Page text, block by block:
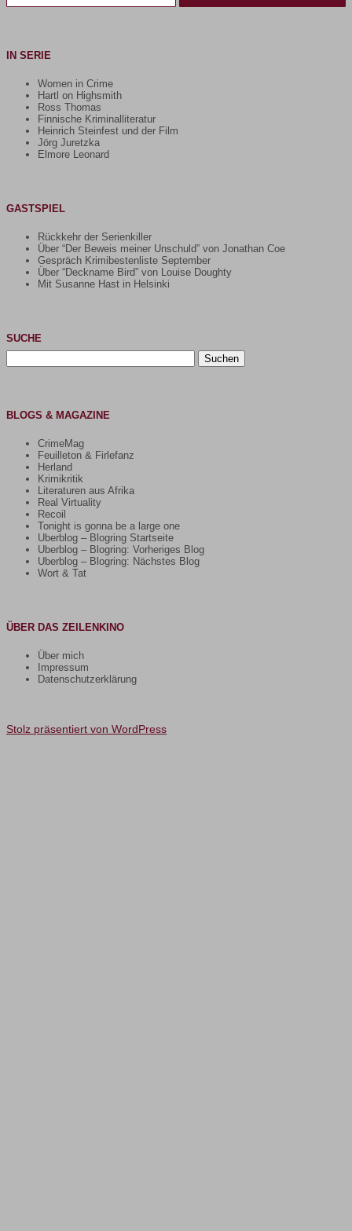
IN SERIE
Women in Crime
Hartl on Highsmith
Ross Thomas
Finnische Kriminalliteratur
Heinrich Steinfest und der Film
Jörg Juretzka
Elmore Leonard
GASTSPIEL
Rückkehr der Serienkiller
Über “Der Beweis meiner Unschuld” von Jonathan Coe
Gespräch Krimibestenliste September
Über “Deckname Bird” von Louise Doughty
Mit Susanne Hast in Helsinki
SUCHE
Suchen
nach:
BLOGS & MAGAZINE
CrimeMag
Feuilleton & Firlefanz
Herland
Krimikritik
Literaturen aus Afrika
Real Virtuality
Recoil
Tonight is gonna be a large one
Uberblog – Blogring Startseite
Uberblog – Blogring: Vorheriges Blog
Uberblog – Blogring: Nächstes Blog
Wort & Tat
ÜBER DAS ZEILENKINO
Über mich
Impressum
Datenschutzerklärung
Stolz präsentiert von WordPress